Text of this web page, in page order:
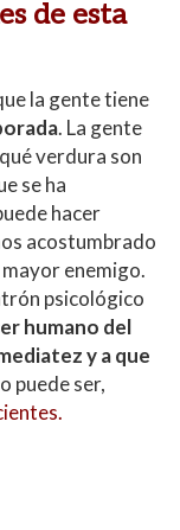
de esta
la gente tiene
. La gente
verdura son
se ha
hacer
acostumbrado
enemigo.
psicológico
humano del
y a que
puede ser,